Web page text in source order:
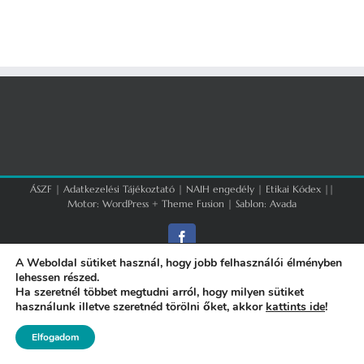
ÁSZF | Adatkezelési Tájékoztató | NAIH engedély | Etikai Kódex ||
Motor: WordPress + Theme Fusion | Sablon: Avada
Facebook
A Weboldal sütiket használ, hogy jobb felhasználói élményben
lehessen részed.
Ha szeretnél többet megtudni arról, hogy milyen sütiket
használunk illetve szeretnéd törölni őket, akkor kattints ide!
Elfogadom